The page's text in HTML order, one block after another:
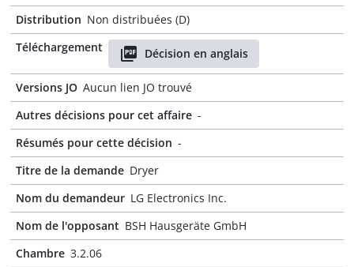
Distribution Non distribuées (D)
Téléchargement
Décision en anglais
Versions JO Aucun lien JO trouvé
Autres décisions pour cet affaire -
Résumés pour cette décision -
Titre de la demande Dryer
Nom du demandeur LG Electronics Inc.
Nom de l'opposant BSH Hausgeräte GmbH
Chambre 3.2.06